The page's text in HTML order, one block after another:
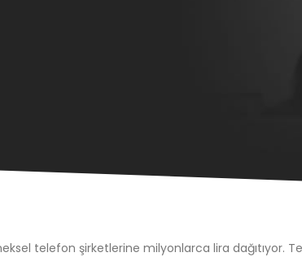
telefon şirketlerine milyonlarca lira dağıtıyor.